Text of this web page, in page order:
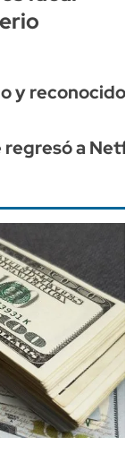
y
a